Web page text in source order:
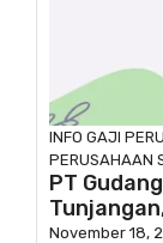
INFO GAJI
PERUSAHAAN
PT
November 18,